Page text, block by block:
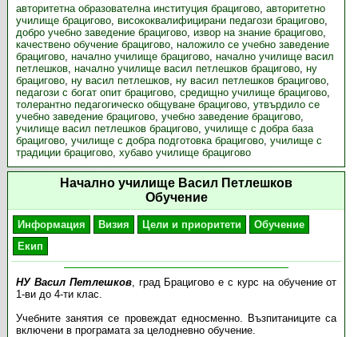
авторитетна образователна институция брацигово, авторитетно
училище брацигово, висококвалифицирани педагози брацигово,
добро учебно заведение брацигово, извор на знание брацигово,
качествено обучение брацигово, наложило се учебно заведение
брацигово, начално училище брацигово, начално училище васил
петлешков, начално училище васил петлешков брацигово, ну
брацигово, ну васил петлешков, ну васил петлешков брацигово,
педагози с богат опит брацигово, средищно училище брацигово,
толерантно педагогическо общуване брацигово, утвърдило се
учебно заведение брацигово, учебно заведение брацигово,
училище васил петлешков брацигово, училище с добра база
брацигово, училище с добра подготовка брацигово, училище с
традиции брацигово, хубаво училище брацигово
Начално училище Васил Петлешков
Обучение
Информация Визия Цели и приоритети
Обучение
Екип
НУ Васил Петлешков, град Брацигово е с курс на обучение от
1-ви до 4-ти клас.
Учебните занятия се провеждат едносменно. Възпитаниците са
включени в програмата за целодневно обучение.